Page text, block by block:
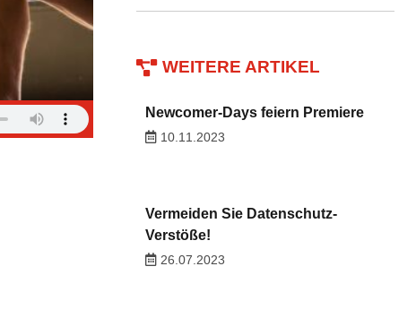
WEITERE ARTIKEL
Newcomer-Days feiern Premiere
10.11.2023
Vermeiden Sie Datenschutz-
Verstöße!
26.07.2023